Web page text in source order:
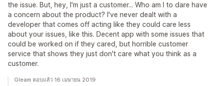
the issue. But, hey, I'm just a customer... Who am I to dare have
a concern about the product? I've never dealt with a
developer that comes off acting like they could care less
about your issues, like this. Decent app with some issues that
could be worked on if they cared, but horrible customer
service that shows they just don't care what you think as a
customer.
Gleam ตอบแล้ว 16 เมษายน 2019